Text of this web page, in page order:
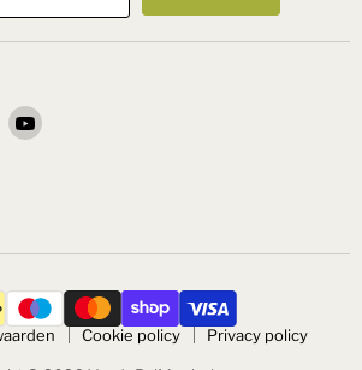
ons
Vind
Cookie policy Privacy policy